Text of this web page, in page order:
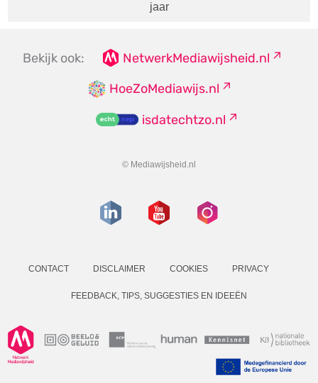
jaar
Bekijk ook:
NetwerkMediawijsheid.nl
HoeZoMediawijs.nl
isdatechtzo.nl
© Mediawijsheid.nl
CONTACT DISCLAIMER COOKIES PRIVACY
FEEDBACK, TIPS, SUGGESTIES EN IDEEËN